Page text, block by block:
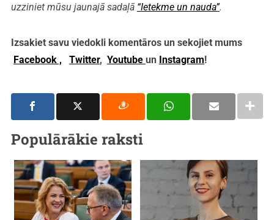
uzziniet mūsu jaunajā sadaļā “Ietekme un nauda”.
Izsakiet savu viedokli komentāros un sekojiet mums
Facebook ,
Twitter, Youtube un Instagram!
Populārākie raksti